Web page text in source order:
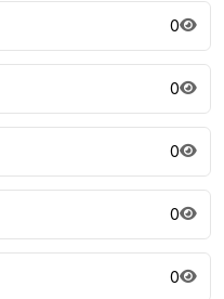
0
0
0
0
0